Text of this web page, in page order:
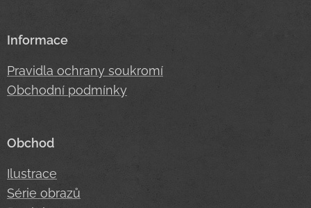
Informace
Pravidla ochrany soukromí
Obchodní podmínky
Obchod
Ilustrace
Série obrazů